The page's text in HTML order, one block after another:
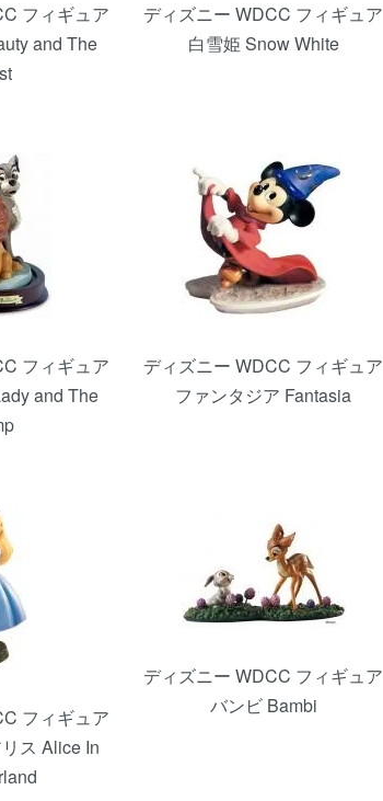
フィギュア
and The
ディズニー WDCC フィギュア
白雪姫 Snow White
フィギュア
and The
ディズニー WDCC フィギュア
ファンタジア Fantasia
フィギュア
ス Alice In
ディズニー WDCC フィギュア
バンビ Bambi